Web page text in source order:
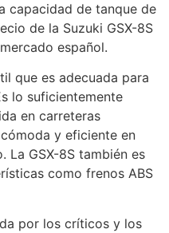
capacidad de tanque de
de la Suzuki GSX-8S
español.
que es adecuada para
lo suficientemente
en carreteras
y eficiente en
La GSX-8S también es
como frenos ABS
por los críticos y los